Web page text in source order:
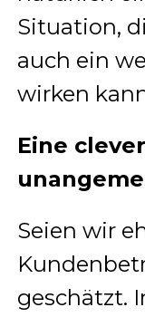
Situation,
auch ein
wirken
Eine
Seien wir
geschätzt.